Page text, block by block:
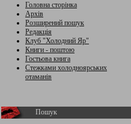
Головна сторінка
Архів
Розширений пошук
Редакція
Клуб "Холодний Яр"
Книги - поштою
Гостьова книга
Стежками холодноярських
отаманів
Пошук